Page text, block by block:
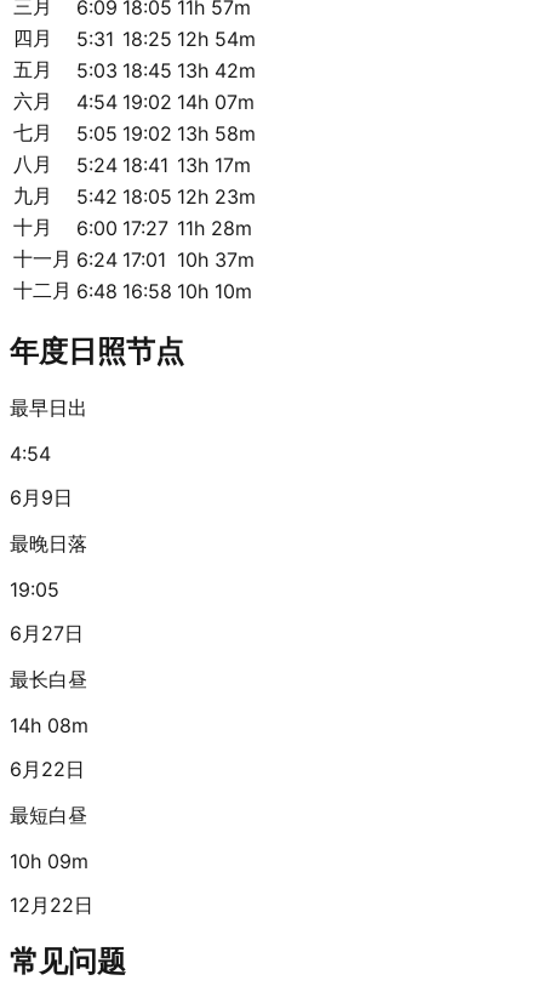
三月 6:09 18:05 11h 57m
四月
5:31 18:25 12h 54m
五月
5:03 18:45 13h 42m
六月
4:54 19:02 14h 07m
七月
5:05 19:02 13h 58m
八月
5:24 18:41 13h 17m
九月
5:42 18:05 12h 23m
十月
6:00 17:27 11h 28m
十一月 6:24 17:01 10h 37m
十二月 6:48 16:58 10h 10m
年度日照节点
最早日出
4:54
6月9日
最晚日落
19:05
6月27日
最长白昼
14h 08m
6月22日
最短白昼
10h 09m
12月22日
常见问题